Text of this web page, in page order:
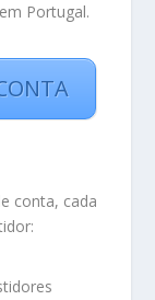
Portugal.
conta, cada